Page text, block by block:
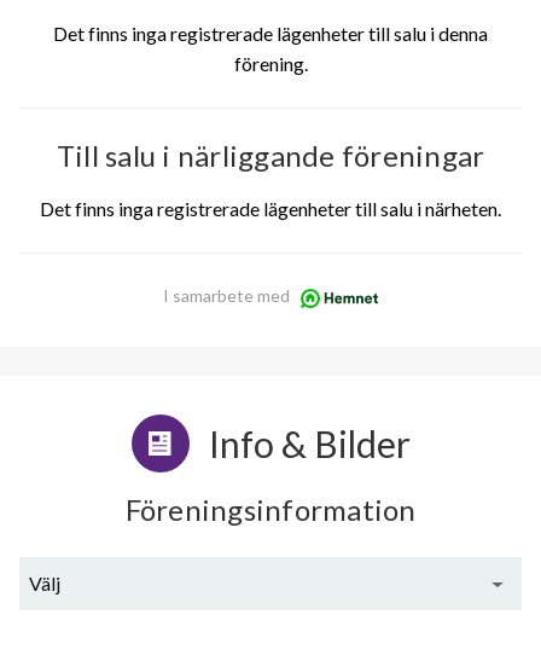
Det finns inga registrerade lägenheter till salu i denna
förening.
Till salu i närliggande föreningar
Det finns inga registrerade lägenheter till salu i närheten.
I samarbete med
Info & Bilder
Föreningsinformation
Välj